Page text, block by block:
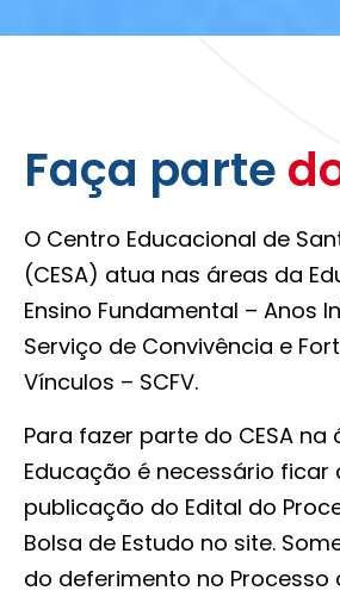
Faça parte
O Centro Educacional de
(CESA) atua nas áreas da
Ensino Fundamental – Anos
Serviço de Convivência e
Vínculos – SCFV.
Para fazer parte do CESA na
Educação é necessário ficar
publicação do Edital do
Bolsa de Estudo no site.
do deferimento no Processo